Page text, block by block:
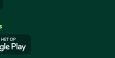
Store in de Google Play